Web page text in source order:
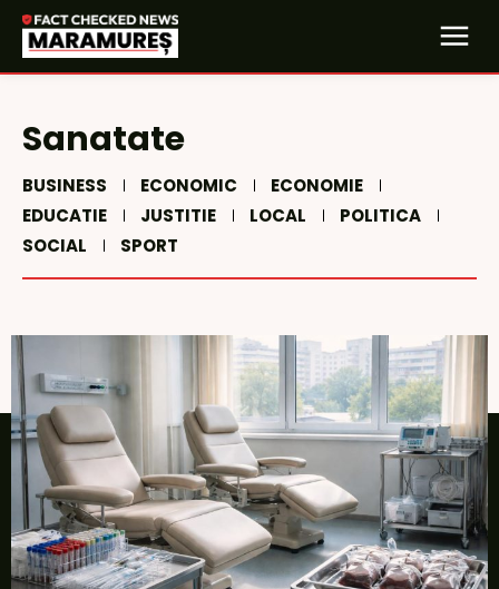
Sanatate
BUSINESS ECONOMIC
ECONOMIE
EDUCATIE
JUSTITIE LOCAL
POLITICA
SOCIAL
SPORT